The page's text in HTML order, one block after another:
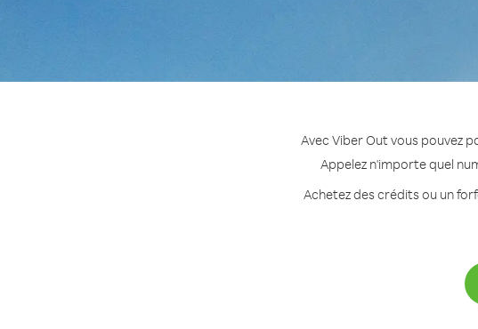
Avec Viber Out vous pouvez
Appelez n'importe quel
Achetez des crédits ou un